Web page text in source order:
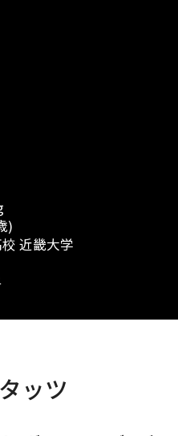
)
近畿大学
ッツ